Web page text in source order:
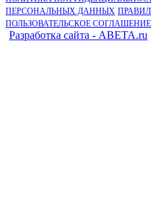
ПЕРСОНАЛЬНЫХ ДАННЫХ
ПОЛЬЗОВАТЕЛЬСКОЕ СОГЛАШЕНИЕ
Разработка сайта - ABETA.ru